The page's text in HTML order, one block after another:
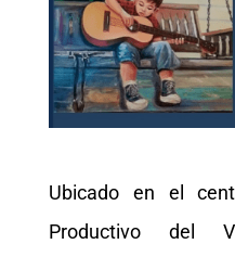
Ubicado en el
Productivo del